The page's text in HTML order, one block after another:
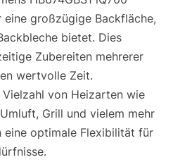
großzügige Backfläche,
bietet. Dies
Zubereiten mehrerer
wertvolle Zeit.
von Heizarten wie
Grill und vielem mehr
eine optimale Flexibilität für